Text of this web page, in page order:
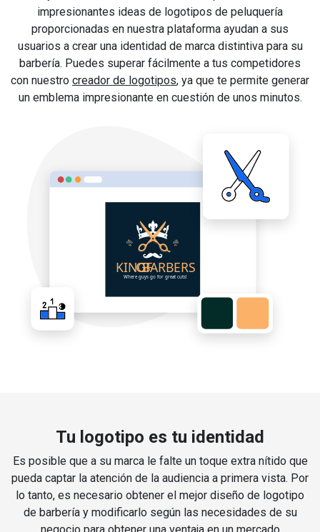
impresionantes ideas de logotipos de peluquería
proporcionadas en nuestra plataforma ayudan a sus
usuarios a crear una identidad de marca distintiva para su
barbería. Puedes superar fácilmente a tus competidores
con nuestro creador de logotipos, ya que te permite generar
un emblema impresionante en cuestión de unos minutos.
Tu logotipo es tu identidad
Es posible que a su marca le falte un toque extra nítido que
pueda captar la atención de la audiencia a primera vista. Por
lo tanto, es necesario obtener el mejor diseño de logotipo
de barbería y modificarlo según las necesidades de su